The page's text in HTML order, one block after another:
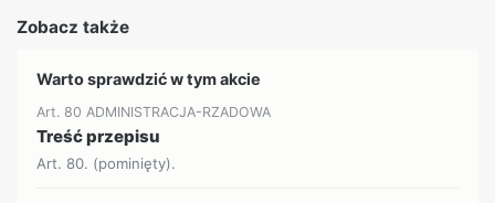
Zobacz także
Warto sprawdzić w tym akcie
Art. 80 ADMINISTRACJA-RZADOWA
Treść przepisu
Art. 80. (pominięty).